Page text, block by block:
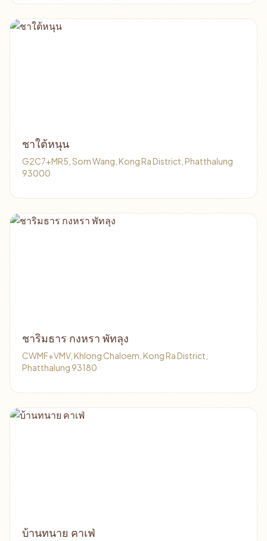
ชาใต้หนุน
G2C7+MR5, Som Wang, Kong Ra District, Phatthalung
93000
ชาริมธาร กงหรา พัทลุง
CWMF+VMV, Khlong Chaloem, Kong Ra District,
Phatthalung 93180
บ้านทนาย คาเฟ่